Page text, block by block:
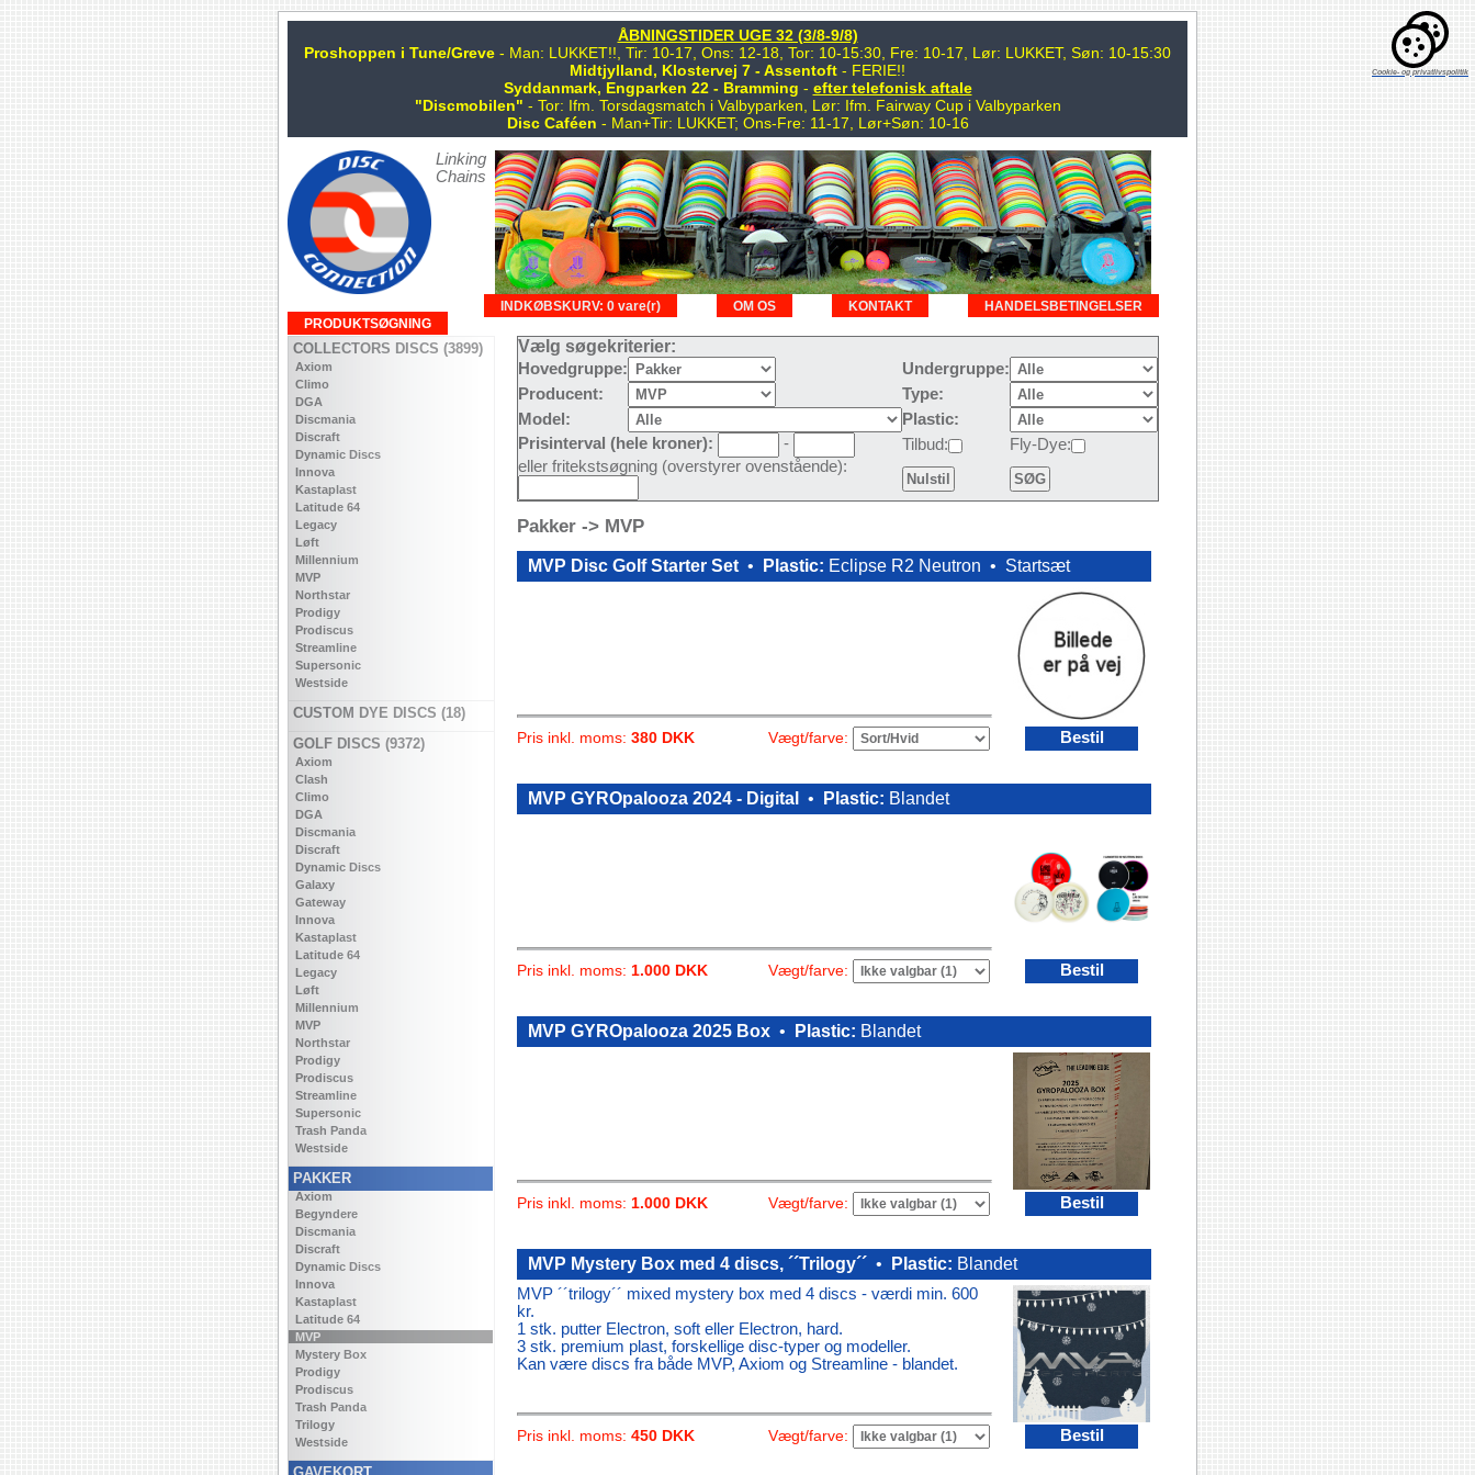
ÅBNINGSTIDER UGE 32 (3/8-9/8)
Proshoppen i Tune/Greve - Man: LUKKET!!, Tir: 10-17, Ons: 12-18, Tor: 10-15:30, Fre: 10-17, Lør: LUKKET, Søn: 10-15:30
Midtjylland, Klostervej 7 - Assentoft - FERIE!!
Syddanmark, Engparken 22 - Bramming - efter telefonisk aftale
"Discmobilen" - Tor: Ifm. Torsdagsmatch i Valbyparken, Lør: Ifm. Fairway Cup i Valbyparken
Disc Caféen - Man+Tir: LUKKET; Ons-Fre: 11-17, Lør+Søn: 10-16
Linking
Chains
HANDELSBETINGELSER
KONTAKT
OM OS
INDKØBSKURV: 0 vare(r)
PRODUKTSØGNING
COLLECTORS DISCS (3899)
Axiom
Climo
DGA
Discmania
Discraft
Dynamic Discs
Innova
Kastaplast
Latitude 64
Legacy
Løft
Millennium
MVP
Northstar
Prodigy
Prodiscus
Streamline
Supersonic
Westside
CUSTOM DYE DISCS (18)
GOLF DISCS (9372)
Axiom
Clash
Climo
DGA
Discmania
Discraft
Dynamic Discs
Galaxy
Gateway
Innova
Kastaplast
Latitude 64
Legacy
Løft
Millennium
MVP
Northstar
Prodigy
Prodiscus
Streamline
Supersonic
Trash Panda
Westside
PAKKER
Axiom
Begyndere
Discmania
Discraft
Dynamic Discs
Innova
Kastaplast
Latitude 64
MVP
Mystery Box
Prodigy
Prodiscus
Trash Panda
Trilogy
Westside
Vælg søgekriterier:
Hovedgruppe:
Undergruppe:
Producent:
Type:
Model:
Plastic:
Prisinterval (hele kroner):
- Tilbud:
Fly-Dye:
eller fritekstsøgning (overstyrer ovenstående):
Pakker -> MVP
MVP Disc Golf Starter Set • Plastic: Eclipse R2 Neutron • Startsæt
Pris inkl. moms: 380 DKK Vægt/farve: Bestil
MVP GYROpalooza 2024 - Digital • Plastic: Blandet
Pris inkl. moms: 1.000 DKK Vægt/farve: Bestil
MVP GYROpalooza 2025 Box • Plastic: Blandet
Pris inkl. moms: 1.000 DKK Vægt/farve: Bestil
MVP Mystery Box med 4 discs, ´´Trilogy´´ • Plastic: Blandet
MVP ´´trilogy´´ mixed mystery box med 4 discs - værdi min. 600
kr.
1 stk. putter Electron, soft eller Electron, hard.
3 stk. premium plast, forskellige disc-typer og modeller.
Kan være discs fra både MVP, Axiom og Streamline - blandet.
Pris inkl. moms: 450 DKK Vægt/farve: Bestil
Cookie- og privatlivspolitik